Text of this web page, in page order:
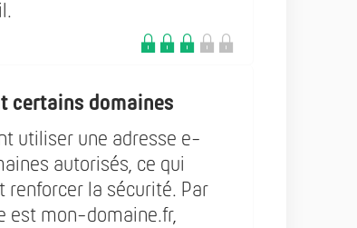
certains domaines
utiliser une adresse e-
autorisés, ce qui
renforcer la sécurité. Par
est mon-domaine.fr,